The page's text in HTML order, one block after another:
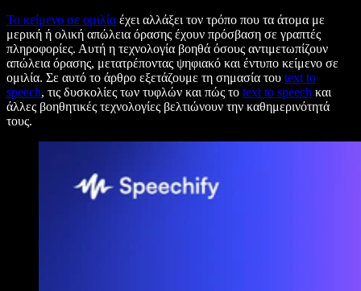
Το κείμενο σε ομιλία έχει αλλάξει τον τρόπο που τα άτομα με
μερική ή ολική απώλεια όρασης έχουν πρόσβαση σε γραπτές
πληροφορίες. Αυτή η τεχνολογία βοηθά όσους αντιμετωπίζουν
απώλεια όρασης, μετατρέποντας ψηφιακό και έντυπο κείμενο σε
ομιλία. Σε αυτό το άρθρο εξετάζουμε τη σημασία του text to
speech, τις δυσκολίες των τυφλών και πώς το text to speech και
άλλες βοηθητικές τεχνολογίες βελτιώνουν την καθημερινότητά
τους.